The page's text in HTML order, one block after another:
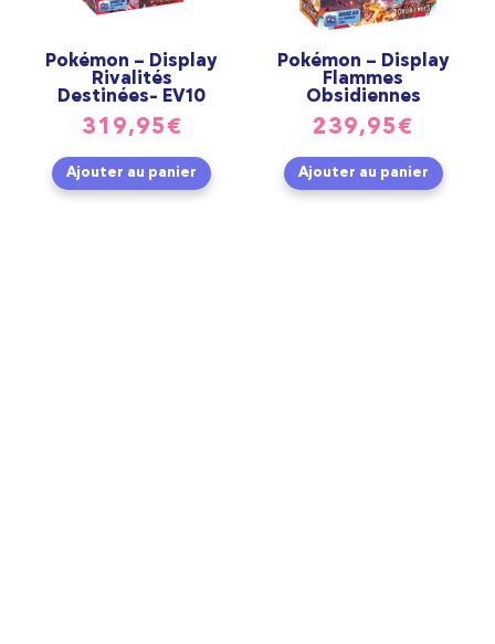
Pokémon – Display
Rivalités
Destinées- EV10
319,95€
Ajouter au panier
Pokémon – Display
Flammes
Obsidiennes
239,95€
Ajouter au panier